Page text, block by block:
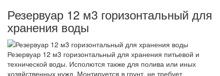
Резервуар 12 м3 горизонтальный для
хранения воды
Резервуар 12 м3 горизонтальный для хранения питьевой и
технической воды. Исполются также для полива или иных
хозяйственных нужд. Монтируется в грунт, не требует